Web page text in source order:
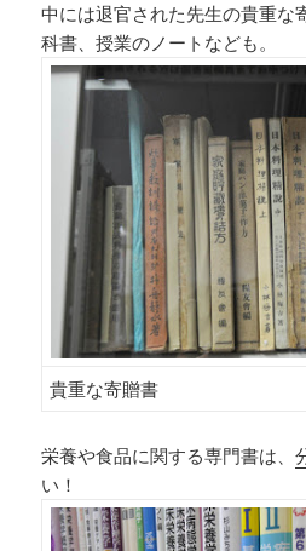
中には退官された先生の貴重な
科書、授業のノートなども。
貴重な寄贈書
栄養や食品に関する専門書は、
い！